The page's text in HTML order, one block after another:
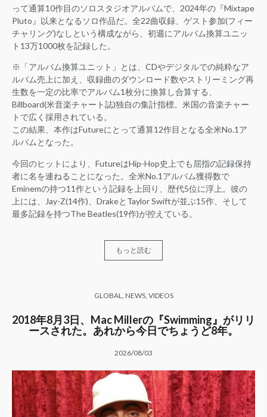
って通算10作目のソロスタジオアルバムで、2024年の『Mixtape
Pluto』以来となるソロ作品だ。全22曲収録、ゲスト参加(フィー
チャリング)なしという構成ながら、初週にアルバム換算ユニッ
ト13万1000枚を記録した。
※「アルバム換算ユニット」とは、CDやデジタルでの純粋なア
ルバム売上に加え、収録曲のダウンロード数やストリーミング再
生数を一定の比率でアルバム1枚分に換算し合算する、
Billboard(米音楽チャート誌)独自の集計指標。米国の音楽チャー
トで広く採用されている。
この結果、本作はFutureにとって通算12作目となる全米No.1ア
ルバムとなった。
今回のヒットにより、FutureはHip-Hop史上でも屈指の記録保持
者に名を連ねることになった。全米No.1アルバム獲得数で
Eminemの持つ11作という記録を上回り、歴代5位に浮上。彼の
上には、Jay-Z(14作)、DrakeとTaylor Swiftが並ぶ15作、そして
最多記録を持つThe Beatles(19作)が控えている。
もっと読む
GLOBAL, NEWS, VIDEOS
2018年8月3日、Mac Millerの『Swimming』がリリ
ースされた。あれから今日でちょうど8年。
2026/08/03